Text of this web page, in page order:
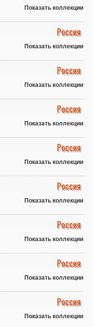
Показать коллекции
Россия
Показать коллекции
Россия
Показать коллекции
Россия
Показать коллекции
Россия
Показать коллекции
Россия
Показать коллекции
Россия
Показать коллекции
Россия
Показать коллекции
Россия
Показать коллекции